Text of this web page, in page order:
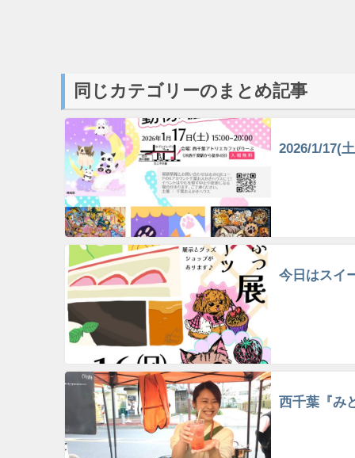
同じカテゴリーのまとめ記事
2026/1/17(
今日はスイ
西千葉『み